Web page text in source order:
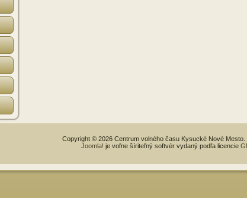
Copyright © 2026 Centrum volného času Kysucké Nové Mesto.
Joomla! je voľne šíriteľný softvér vydaný podľa licencie